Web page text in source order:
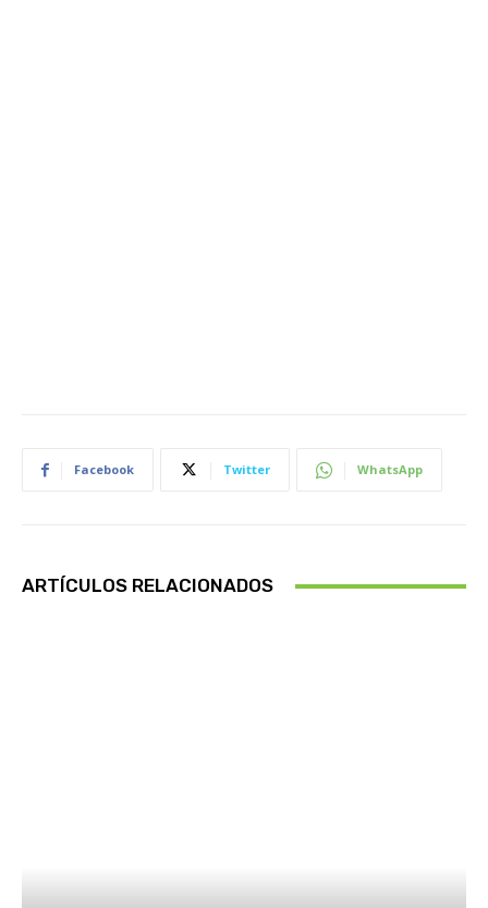
Facebook Twitter WhatsApp
ARTÍCULOS RELACIONADOS